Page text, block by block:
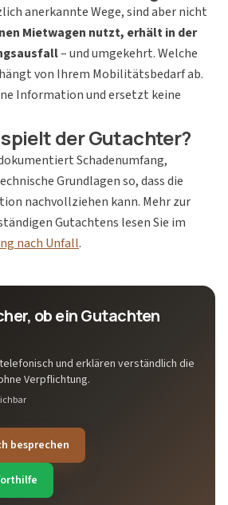
anerkannte Wege, sind aber nicht
Mietwagen nutzt, erhält in der
– und umgekehrt. Welche
von Ihrem Mobilitätsbedarf ab.
Information und ersetzt keine
der Gutachter?
Schadenumfang,
Grundlagen so, dass die
nachvollziehen kann. Mehr zur
Gutachtens lesen Sie im
nach Unfall.
ob ein Gutachten
und erklären verständlich die
Verpflichtung.
besprechen